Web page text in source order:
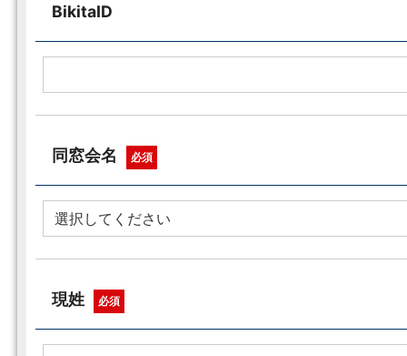
BikitaID
同窓会名 必須
現姓 必須